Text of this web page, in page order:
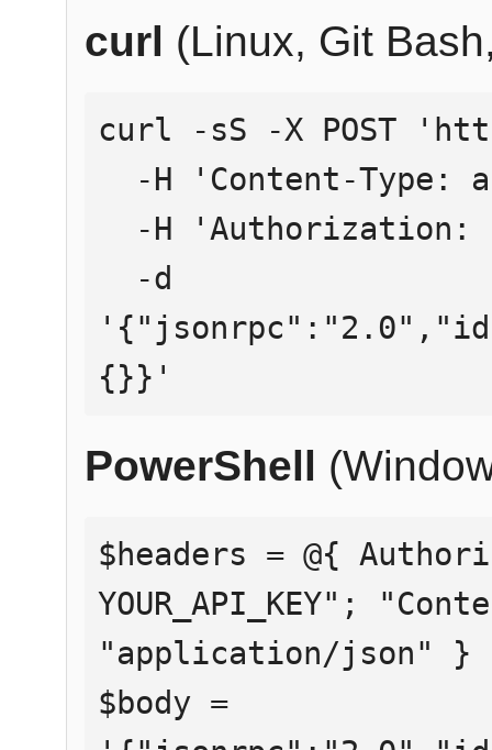
curl (Linux, Git
curl -sS -X POST
{}}'
PowerShell
$headers = @{
YOUR_API_KEY";
"application/json" }
$body =